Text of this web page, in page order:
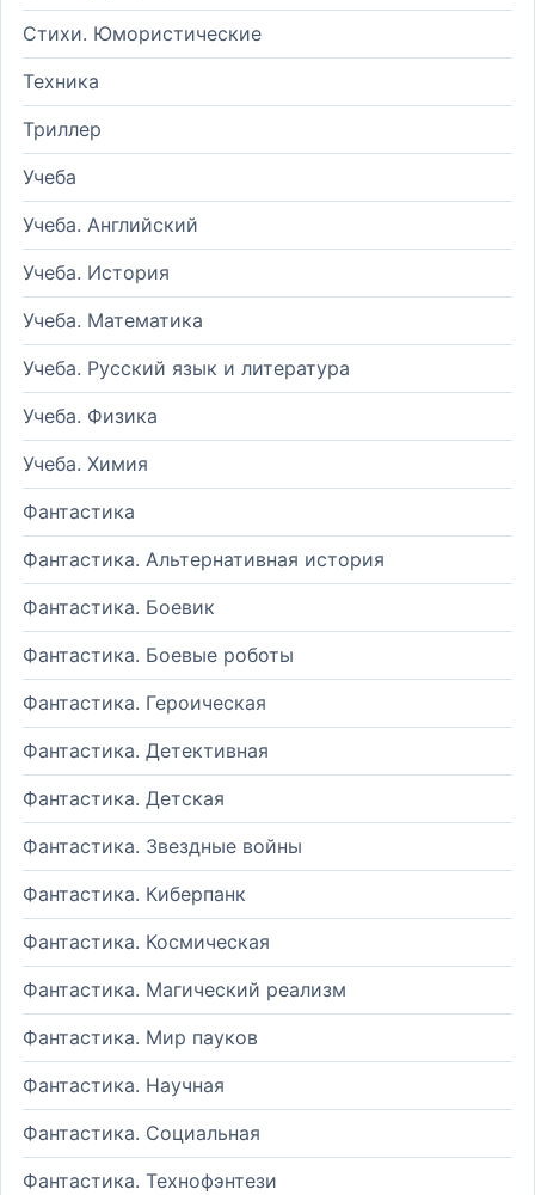
Стихи. Юмористические
Техника
Триллер
Учеба
Учеба. Английский
Учеба. История
Учеба. Математика
Учеба. Русский язык и литература
Учеба. Физика
Учеба. Химия
Фантастика
Фантастика. Альтернативная история
Фантастика. Боевик
Фантастика. Боевые роботы
Фантастика. Героическая
Фантастика. Детективная
Фантастика. Детская
Фантастика. Звездные войны
Фантастика. Киберпанк
Фантастика. Космическая
Фантастика. Магический реализм
Фантастика. Мир пауков
Фантастика. Научная
Фантастика. Социальная
Фантастика. Технофэнтези